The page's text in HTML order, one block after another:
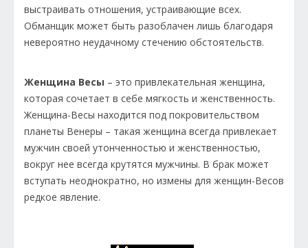
выстраивать отношения, устраивающие всех.
Обманщик может быть разоблачен лишь благодаря
невероятно неудачному стечению обстоятельств.
Женщина Весы – это привлекательная женщина,
которая сочетает в себе мягкость и женственность.
Женщина-Весы находится под покровительством
планеты Венеры – такая женщина всегда привлекает
мужчин своей утонченностью и женственностью,
вокруг нее всегда крутятся мужчины. В брак может
вступать неоднократно, но измены для женщин-Весов
редкое явление.